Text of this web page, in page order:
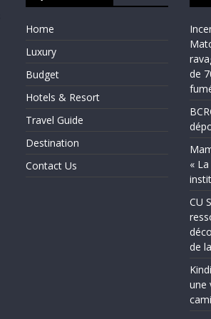
Home
Luxury
Budget
Hotels & Resort
Travel Guide
Destination
Contact Us
de
«
CU
de
une